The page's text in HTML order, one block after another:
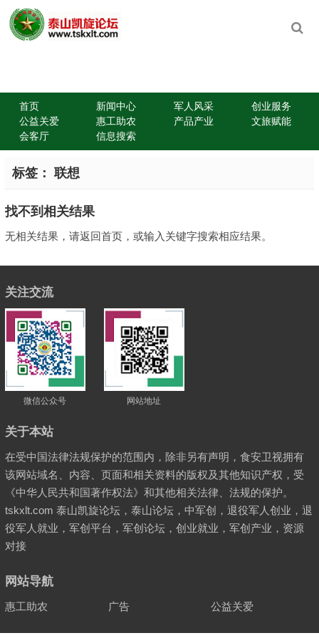
首页 新闻中心 军人风采
创业服务
公益关爱
惠工助农 产品产业
文旅赋能
会客厅
信息搜索
标签： 联想
找不到相关结果
无相关结果，请返回首页，或输入关键字搜索相应结果。
关注交流
微信公众号 网站地址
关于本站
在受中国法律法规保护的范围内，除非另有声明，食安卫视拥有
该网站域名、内容、页面和相关资料的版权及其他知识产权，受
《中华人民共和国著作权法》和其他相关法律、法规的保护。
tskxlt.com 泰山凯旋论坛，泰山论坛，中军创，退役军人创业，退
役军人就业，军创平台，军创论坛，创业就业，军创产业，资源
对接
网站导航
惠工助农 广告 公益关爱